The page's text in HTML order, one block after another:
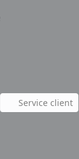
Service client